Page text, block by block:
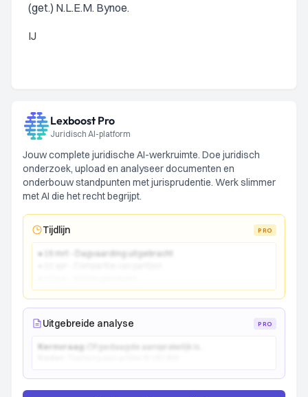
(get.) N.L.E.M. Bynoe.
IJ
Lexboost Pro
Juridisch AI-platform
Jouw complete juridische AI-werkruimte. Doe juridisch
onderzoek, upload en analyseer documenten en
onderbouw standpunten met jurisprudentie. Werk slimmer
met AI die het recht begrijpt.
Tijdlijn PRO
● 15 mrt - Dagvaarding uitgebracht
Uitgebreide analyse PRO
Kernvraag: